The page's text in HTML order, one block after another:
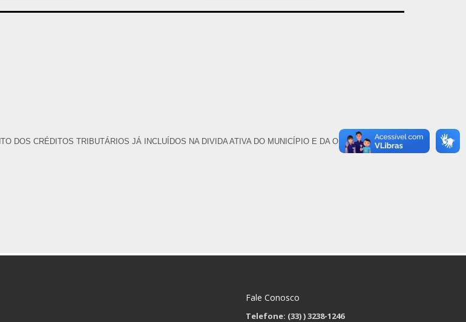
DOS CRÉDITOS TRIBUTÁRIOS JÁ INCLUÍDOS NA DIVIDA ATIVA DO MUNICÍPIO E DA OUTRAS
Fale Conosco
Telefone: (33)) 3238-1246